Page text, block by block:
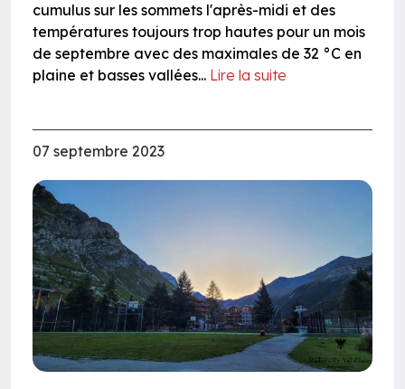
cumulus sur les sommets l'après-midi et des
températures toujours trop hautes pour un mois
de septembre avec des maximales de 32 °C en
plaine et basses vallées... Lire la suite
07 septembre 2023